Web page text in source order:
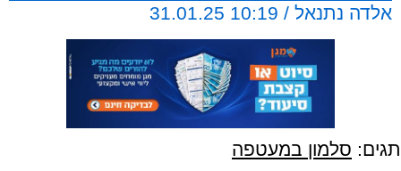
אלדה נתנאל / 10:19 31.01.25
תגים: סלמון במעטפה